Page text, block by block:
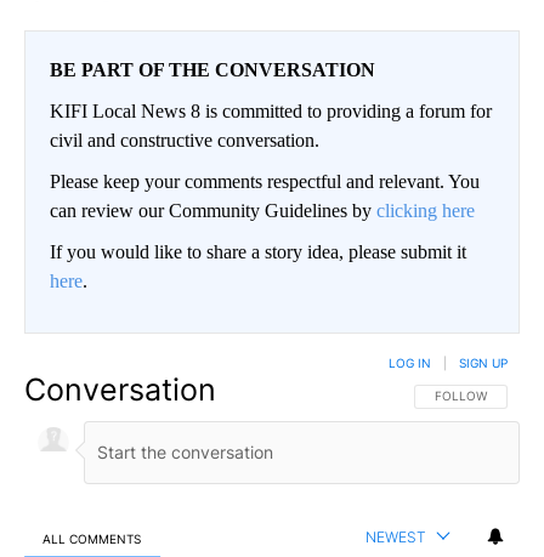
BE PART OF THE CONVERSATION
KIFI Local News 8 is committed to providing a forum for
civil and constructive conversation.
Please keep your comments respectful and relevant. You
can review our Community Guidelines by clicking here
If you would like to share a story idea, please submit it
here.
Conversation FOLLOW THIS
FOLLOW
LOG IN SIGN UP
ALL COMMENTS NEWEST